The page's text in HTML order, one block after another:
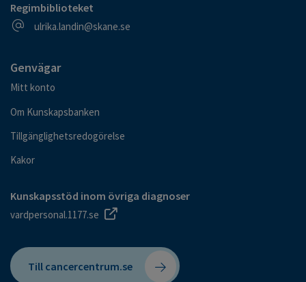
Regimbiblioteket
E-postadress
ulrika.landin@skane.se
Genvägar
Mitt konto
Om Kunskapsbanken
Tillgänglighetsredogörelse
Kakor
Kunskapsstöd inom övriga diagnoser
vardpersonal.1177.se
Till cancercentrum.se